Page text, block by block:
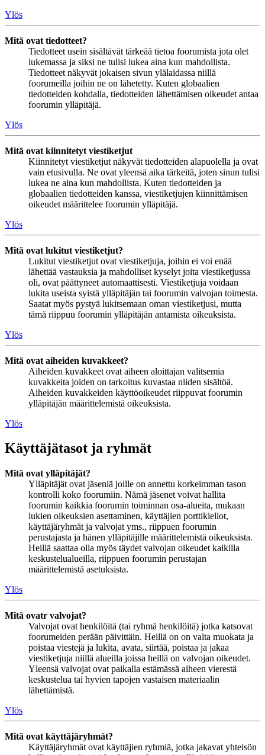
Ylös
Mitä ovat tiedotteet?
Tiedotteet usein sisältävät tärkeää tietoa foorumista jota olet
lukemassa ja siksi ne tulisi lukea aina kun mahdollista.
Tiedotteet näkyvät jokaisen sivun ylälaidassa niillä
foorumeilla joihin ne on lähetetty. Kuten globaalien
tiedotteiden kohdalla, tiedotteiden lähettämisen oikeudet antaa
foorumin ylläpitäjä.
Ylös
Mitä ovat kiinnitetyt viestiketjut
Kiinnitetyt viestiketjut näkyvät tiedotteiden alapuolella ja ovat
vain etusivulla. Ne ovat yleensä aika tärkeitä, joten sinun tulisi
lukea ne aina kun mahdollista. Kuten tiedotteiden ja
globaalien tiedotteiden kanssa, viestiketjujen kiinnittämisen
oikeudet määrittelee foorumin ylläpitäjä.
Ylös
Mitä ovat lukitut viestiketjut?
Lukitut viestiketjut ovat viestiketjuja, joihin ei voi enää
lähettää vastauksia ja mahdolliset kyselyt joita viestiketjussa
oli, ovat päättyneet automaattisesti. Viestiketjuja voidaan
lukita useista syistä ylläpitäjän tai foorumin valvojan toimesta.
Saatat myös pystyä lukitsemaan oman viestiketjusi, mutta
tämä riippuu foorumin ylläpitäjän antamista oikeuksista.
Ylös
Mitä ovat aiheiden kuvakkeet?
Aiheiden kuvakkeet ovat aiheen aloittajan valitsemia
kuvakkeita joiden on tarkoitus kuvastaa niiden sisältöä.
Aiheiden kuvakkeiden käyttöoikeudet riippuvat foorumin
ylläpitäjän määrittelemistä oikeuksista.
Ylös
Käyttäjätasot ja ryhmät
Mitä ovat ylläpitäjät?
Ylläpitäjät ovat jäseniä joille on annettu korkeimman tason
kontrolli koko foorumiin. Nämä jäsenet voivat hallita
foorumin kaikkia foorumin toiminnan osa-alueita, mukaan
lukien oikeuksien asettaminen, käyttäjien porttikiellot,
käyttäjäryhmät ja valvojat yms., riippuen foorumin
perustajasta ja hänen ylläpitäjille määrittelemistä oikeuksista.
Heillä saattaa olla myös täydet valvojan oikeudet kaikilla
keskustelualueilla, riippuen foorumin perustajan
määrittelemistä asetuksista.
Ylös
Mitä ovatr valvojat?
Valvojat ovat henkilöitä (tai ryhmä henkilöitä) jotka katsovat
foorumeiden perään päivittäin. Heillä on on valta muokata ja
poistaa viestejä ja lukita, avata, siirtää, poistaa ja jakaa
viestiketjuja niillä alueilla joissa heillä on valvojan oikeudet.
Yleensä valvojat ovat paikalla estämässä aiheen vierestä
keskustelua tai hyvien tapojen vastaisen materiaalin
lähettämistä.
Ylös
Mitä ovat käyttäjäryhmät?
Käyttäjäryhmät ovat käyttäjien ryhmiä, jotka jakavat yhteisön